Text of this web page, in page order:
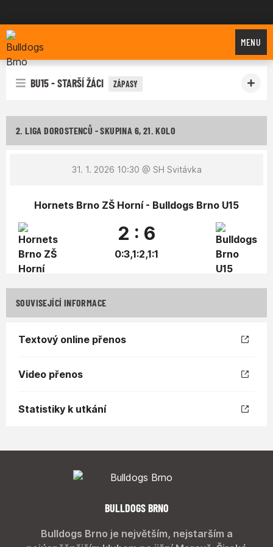
Bulldogs Brno
MENU
BU15 - STARŠÍ ŽÁCI ZÁPASY
2. LIGA DOROSTENCŮ - SKUPINA 6, 21. KOLO
31. 1. 2026 10:30 @ SH Svitávka
Hornets Brno ZŠ Horní - Bulldogs Brno U15
2 : 6
0:3,1:2,1:1
SOUVISEJÍCÍ INFORMACE
Textový online přenos
Video přenos
Statistiky k utkání
BULLDOGS BRNO
Bulldogs Brno je největším, nejstarším a